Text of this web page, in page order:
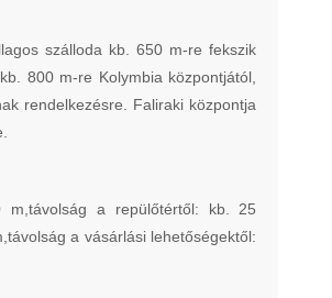
szálloda kb. 650 m-re fekszik
800 m-re Kolymbia központjától,
rendelkezésre. Faliraki központja
a repülőtértől: kb. 25
a vásárlási lehetőségektől: